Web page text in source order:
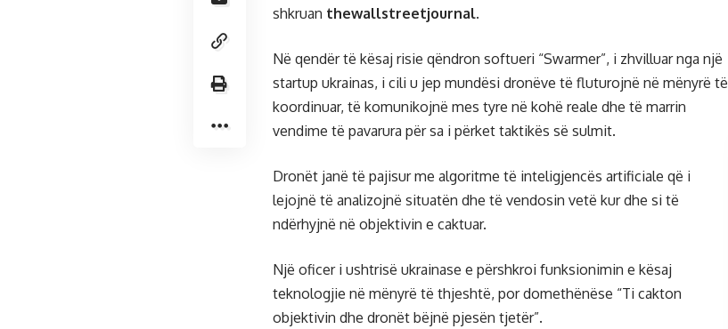
shkruan thewallstreetjournal.
Në qendër të kësaj risie qëndron softueri “Swarmer”, i zhvilluar nga një
startup ukrainas, i cili u jep mundësi dronëve të fluturojnë në mënyrë të
koordinuar, të komunikojnë mes tyre në kohë reale dhe të marrin
vendime të pavarura për sa i përket taktikës së sulmit.
Dronët janë të pajisur me algoritme të inteligjencës artificiale që i
lejojnë të analizojnë situatën dhe të vendosin vetë kur dhe si të
ndërhyjnë në objektivin e caktuar.
Një oficer i ushtrisë ukrainase e përshkroi funksionimin e kësaj
teknologjie në mënyrë të thjeshtë, por domethënëse “Ti cakton
objektivin dhe dronët bëjnë pjesën tjetër”.